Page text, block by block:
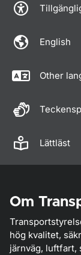
English
Other
Lättläst
Om
hög kvalitet,
järnväg, luftfart,